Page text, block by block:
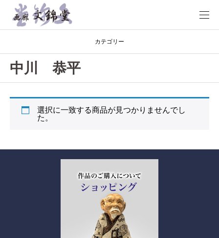
カテゴリー
中川 恭平
選択に一致する商品が見つかりませんでし
た。